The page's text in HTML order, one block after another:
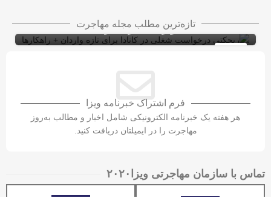
ویزای کار
ویزای کاری کانادا با LMIA
تازه‌ترین مطلب مجله مهاجرت
واردان + راهکارها
فرم اشتراک خبرنامه ویزا
هر هفته یک خبرنامه الکترونیکی شامل اخبار و مطالب به‌روز
مهاجرت را در ایمیلتان دریافت کنید.
تماس با سازمان مهاجرتی ویزا۲۰۲۰​